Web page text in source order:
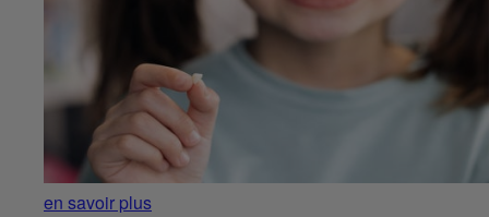
en savoir plus